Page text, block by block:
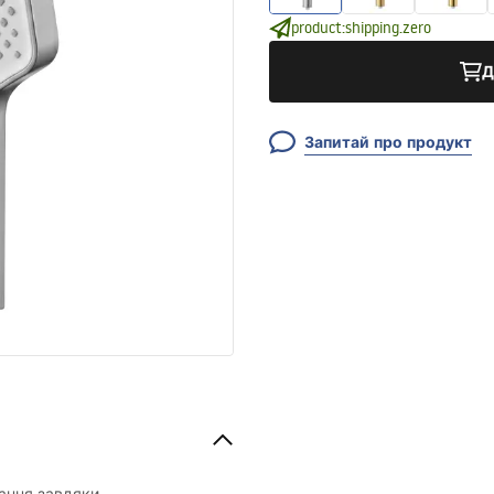
product:shipping.zero
Запитай про продукт